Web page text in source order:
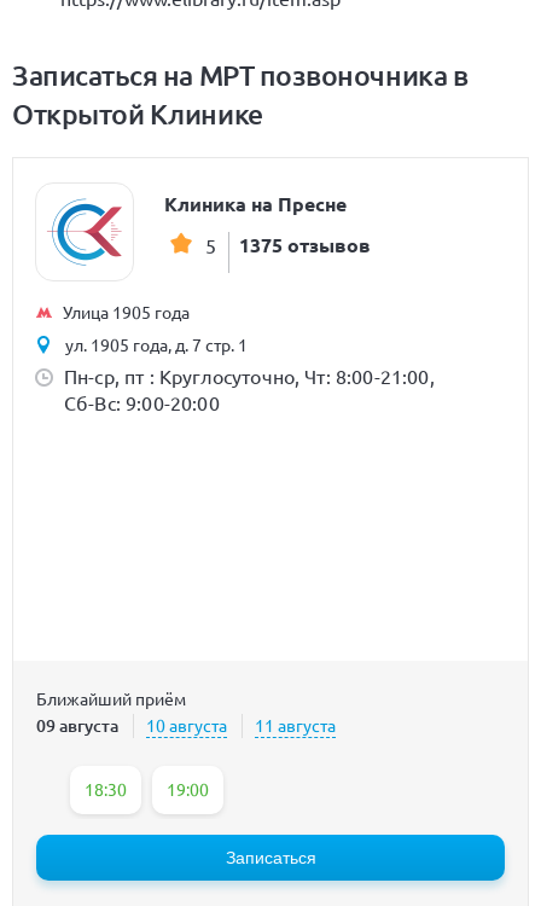
Записаться на МРТ позвоночника в
Открытой Клинике
Клиника на Пресне
5 1375 отзывов
Улица 1905 года
ул. 1905 года, д. 7 стр. 1
Пн-ср, пт : Круглосуточно, Чт: 8:00-21:00,
Сб-Вс: 9:00-20:00
Ближайший приём
09 августа 10 августа 11 августа
18:30 19:00
Записаться